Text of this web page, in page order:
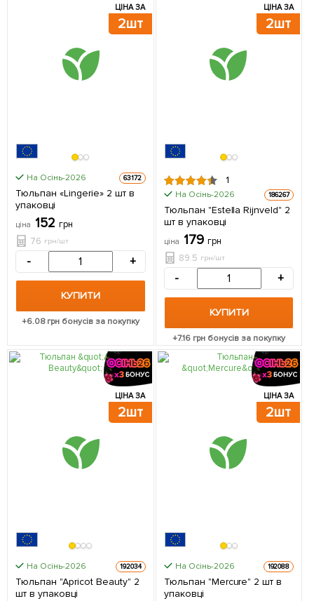
ЦІНА ЗА
2шт
На Осінь-2026 63172
Тюльпан «Lingerie» 2 шт в
упаковці
ціна 152 грн
76 грн/шт
- +
КУПИТИ
+6.08грн бонусів за покупку
ЦІНА ЗА
2шт
1
На Осінь-2026 186267
Тюльпан "Estella Rijnveld" 2
шт в упаковці
ціна 179 грн
89.5 грн/шт
- +
КУПИТИ
+7.16 грн бонусів за покупку
ЦІНА ЗА
2шт
На Осінь-2026 192034
Тюльпан "Apricot Beauty" 2
шт в упаковці
ЦІНА ЗА
2шт
На Осінь-2026 192088
Тюльпан "Mercure" 2 шт в
упаковці